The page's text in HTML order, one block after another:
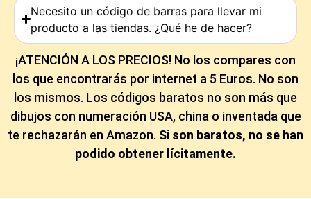
Necesito un código de barras para llevar mi
producto a las tiendas. ¿Qué he de hacer?
¡ATENCIÓN A LOS PRECIOS! No los compares con
los que encontrarás por internet a 5 Euros. No son
los mismos. Los códigos baratos no son más que
dibujos con numeración USA, china o inventada que
te rechazarán en Amazon. Si son baratos, no se han
podido obtener lícitamente.